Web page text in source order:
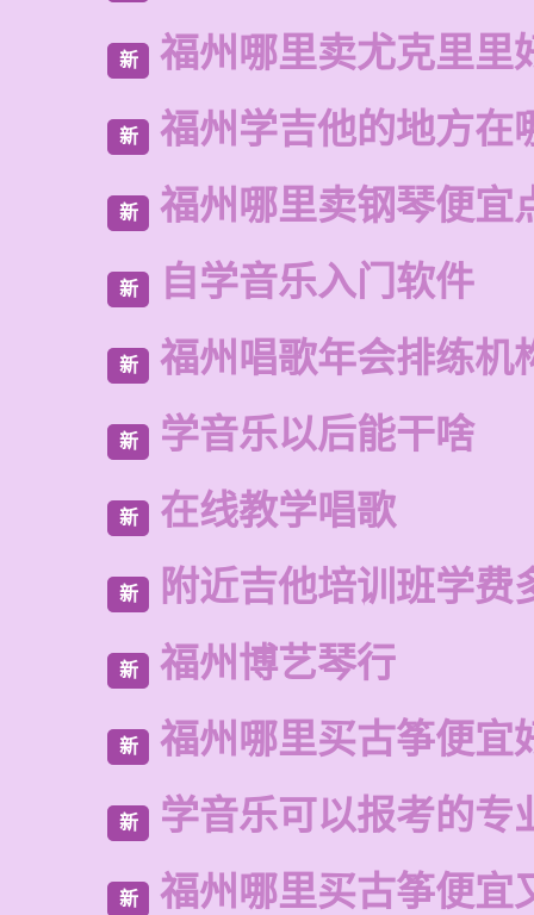
新 福州哪里卖尤克里里
新 福州学吉他的地方在
新 福州哪里卖钢琴便宜
新 自学音乐入门软件
新 福州唱歌年会排练机
新 学音乐以后能干啥
新 在线教学唱歌
新 附近吉他培训班学费
新 福州博艺琴行
新 福州哪里买古筝便宜
新 学音乐可以报考的专
新 福州哪里买古筝便宜